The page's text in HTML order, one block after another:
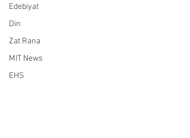
Edebiyat
Din
Zat Rana
MIT News
EHS